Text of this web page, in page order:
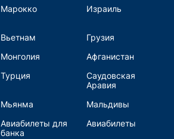
Марокко Израиль
Вьетнам
Грузия
Монголия
Афганистан
Турция
Саудовская
Аравия
Мьянма
Мальдивы
Авиабилеты для
банка
Авиабилеты